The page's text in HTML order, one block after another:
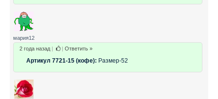
мария12
2 года назад | | Ответить »
Артикул 7721-15 (кофе): Размер-52